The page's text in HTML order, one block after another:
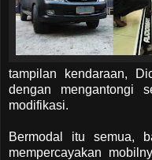
tampilan kendaraan,
dengan mengantongi
modifikasi.
Bermodal itu semua,
mempercayakan